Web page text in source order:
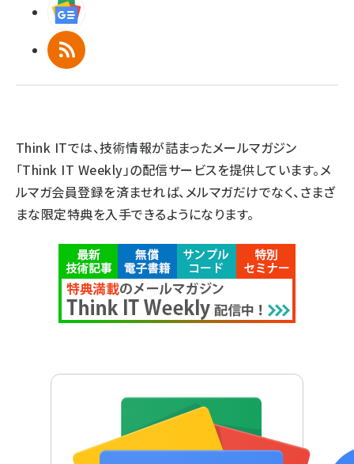
RSS
Think ITでは、技術情報が詰まったメールマガジン
「Think IT Weekly」の配信サービスを提供しています。メ
ルマガ会員登録を済ませれば、メルマガだけでなく、さまざ
まな限定特典を入手できるようになります。